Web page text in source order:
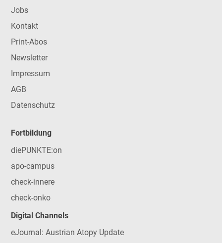
Jobs
Kontakt
Print-Abos
Newsletter
Impressum
AGB
Datenschutz
Fortbildung
diePUNKTE:on
apo-campus
check-innere
check-onko
Digital Channels
eJournal: Austrian Atopy Update